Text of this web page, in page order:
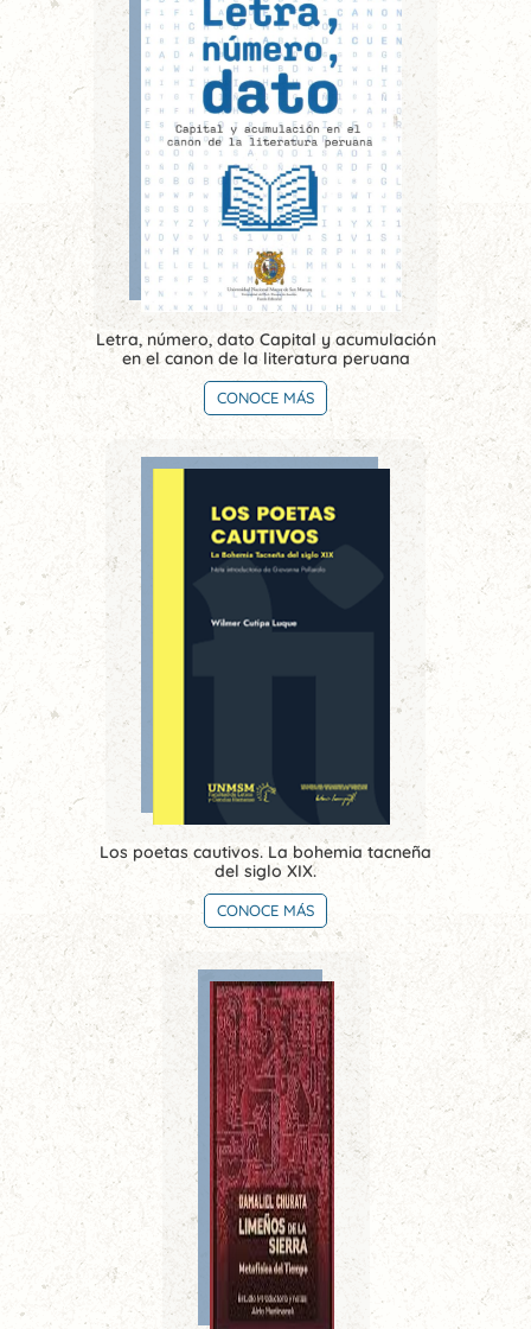
Letra, número, dato Capital y acumulación
en el canon de la literatura peruana
CONOCE MÁS
Los poetas cautivos. La bohemia tacneña
del siglo XIX.
CONOCE MÁS